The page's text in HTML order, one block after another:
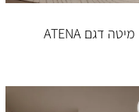
מיטה דגם ATENA